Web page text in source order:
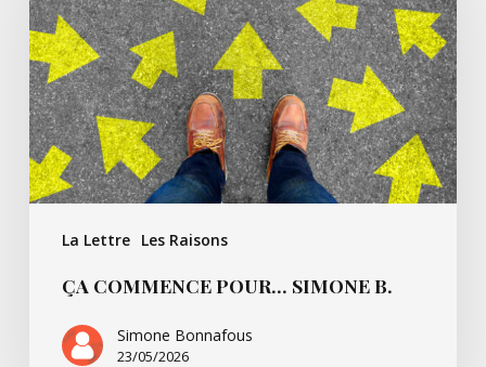
La Lettre Les Raisons
Simone
B.
ÇA COMMENCE POUR… SIMONE B.
Simone Bonnafous
23/05/2026